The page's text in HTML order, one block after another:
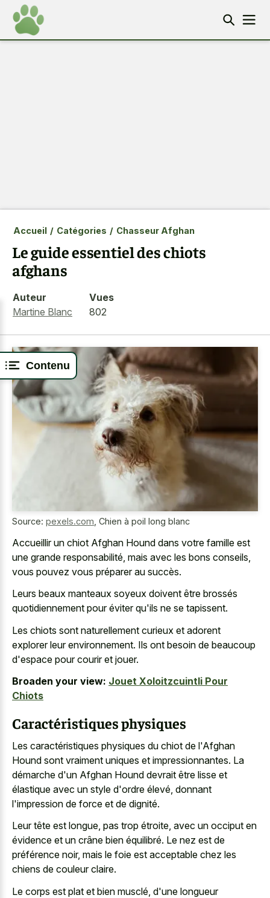
Contenu
Accueil / Catégories / Chasseur Afghan
Le guide essentiel des chiots
afghans
Auteur
Martine Blanc
Vues
802
Source: pexels.com Chien à poil long blanc
Accueillir un chiot Afghan Hound dans votre famille est
une grande responsabilité, mais avec les bons conseils,
vous pouvez vous préparer au succès.
Leurs beaux manteaux soyeux doivent être brossés
quotidiennement pour éviter qu'ils ne se tapissent.
Les chiots sont naturellement curieux et adorent
explorerleur environnement. Ils ont besoin de beaucoup
d'espace pour courir et jouer.
Broaden your view: Jouet Xoloitzcuintli Pour
Chiots
Caractéristiques physiques
Les caractéristiques physiques du chiot de l'Afghan
Hound sont vraiment uniques et impressionnantes. La
démarche d'un Afghan Hound devrait être lisse et
élastique avec un style d'ordre élevé, donnant
l'impression de force et de dignité.
Leur tête est longue, pas trop étroite, avec un occiput en
évidence et un crâne bien équilibré. Le nez est de
préférence noir, mais le foie est acceptable chez les
chiens de couleur claire.
Le corps est plat et bien musclé, d'une longueur